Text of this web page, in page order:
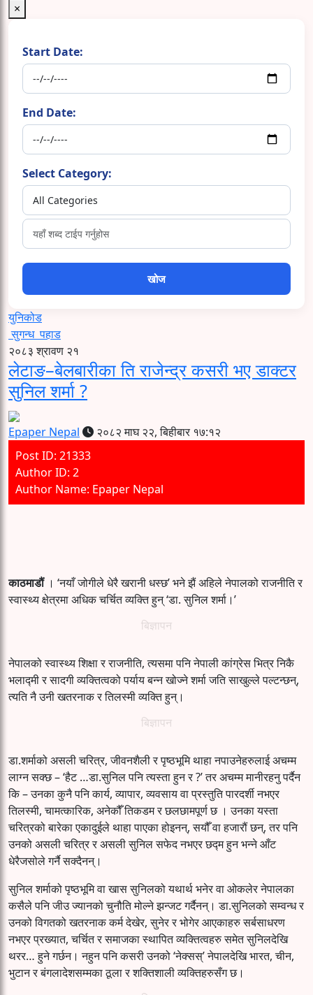
×
Start Date:
End Date:
Select Category:
युनिकोड
सुगन्ध पहाड
२०८३ श्रावण २१
लेटाङ–बेलबारीका ति राजेन्द्र कसरी भए डाक्टर
सुनिल शर्मा ?
Epaper Nepal
२०८२ माघ २२, बिहीबार १७:१२
Post ID: 21333
Author ID: 2
Author Name: Epaper Nepal
काठमाडौं । ‘नयाँ जोगीले धेरै खरानी धस्छ’ भने झैं अहिले नेपालको राजनीति र
स्वास्थ्य क्षेत्रमा अधिक चर्चित व्यक्ति हुन् ‘डा. सुनिल शर्मा।’
बिज्ञापन
नेपालको स्वास्थ्य शिक्षा र राजनीति, त्यसमा पनि नेपाली कांग्रेस भित्र निकै
भलाद्मी र सादगी व्यक्तित्वको पर्याय बन्न खोज्ने शर्मा जति साखुल्ले पल्टन्छन्,
त्यति नै उनी खतरनाक र तिलस्मी व्यक्ति हुन्।
बिज्ञापन
डा.शर्माको असली चरित्र, जीवनशैली र पृष्ठभूमि थाहा नपाउनेहरुलाई अचम्म
लाग्न सक्छ – ‘हैट …डा.सुनिल पनि त्यस्ता हुन र ?’ तर अचम्म मानीरहनु पर्दैन
कि – उनका कुनै पनि कार्य, व्यापार, व्यवसाय वा प्रस्तुति पारदर्शी नभएर
तिलस्मी, चामत्कारिक, अनेकौँ तिकडम र छलछामपूर्ण छ । उनका यस्ता
चरित्रको बारेका एकादुईले थाहा पाएका होइनन्, सयौँ वा हजारौं छन्, तर पनि
उनको असली चरित्र र असली सुनिल सफेद नभएर छद्म हुन भन्ने आँट
धेरैजसोले गर्नै सक्दैनन्।
सुनिल शर्माको पृष्ठभूमि वा खास सुनिलको यथार्थ भनेर वा ओकलेर नेपालका
कसैले पनि जीउ ज्यानको चुनौति मोल्ने झन्जट गर्दैनन्। डा.सुनिलको सम्वन्ध र
उनको विगतको खतरनाक कर्म देखेर, सुनेर र भोगेर आएकाहरु सर्बसाधरण
नभएर प्रख्यात, चर्चित र समाजका स्थापित व्यक्तित्वहरु समेत सुनिलदेखि
थरर… हुने गर्छन। नहुन पनि कसरी उनको ‘नेक्सस्’ नेपालदेखि भारत, चीन,
भुटान र बंगलादेशसम्मका ठूला र शक्तिशाली व्यक्तिहरुसँग छ।